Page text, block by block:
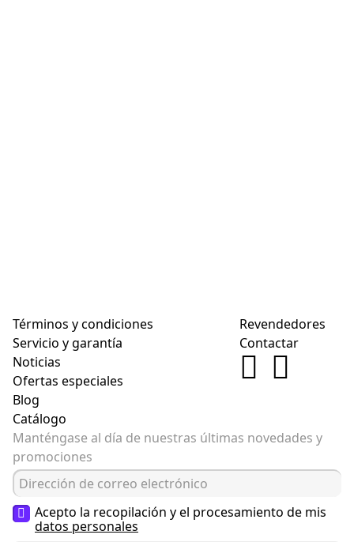
Términos y condiciones
Servicio y garantía
Noticias
Ofertas especiales
Blog
Catálogo
Revendedores
Contactar
Manténgase al día de nuestras últimas novedades y
promociones
Acepto la recopilación y el procesamiento de mis
datos personales